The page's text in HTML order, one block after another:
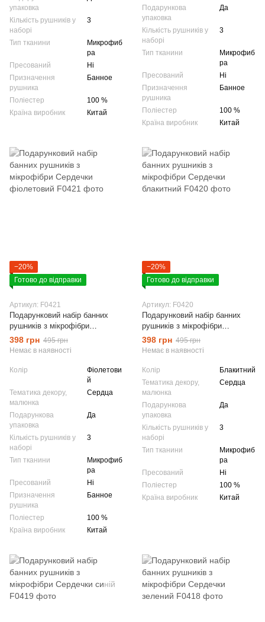
упаковка
Кількість рушників у
наборі
3
Тип тканини
Микрофиб
ра
Пресований
Ні
Призначення
рушника
Банное
Поліестер
100 %
Країна виробник
Китай
Подарункова
упаковка
Да
Кількість рушників у
наборі
3
Тип тканини
Микрофиб
ра
Пресований
Ні
Призначення
рушника
Банное
Поліестер
100 %
Країна виробник
Китай
−20%
Готово до відправки
Артикул: F0421
Подарунковий набір банних
рушників з мікрофібри
Сердечки фіолетовий
398 грн 495 грн
Немає в наявності
Колір
Фіолетови
й
Тематика декору,
малюнка
Сердца
Подарункова
упаковка
Да
Кількість рушників у
наборі
3
Тип тканини
Микрофиб
ра
Пресований
Ні
Призначення
рушника
Банное
Поліестер
100 %
Країна виробник
Китай
−20%
Готово до відправки
Артикул: F0420
Подарунковий набір банних
рушників з мікрофібри
Сердечки блакитний
398 грн 495 грн
Немає в наявності
Колір
Блакитний
Тематика декору,
малюнка
Сердца
Подарункова
упаковка
Да
Кількість рушників у
наборі
3
Тип тканини
Микрофиб
ра
Пресований
Ні
Поліестер
100 %
Країна виробник
Китай